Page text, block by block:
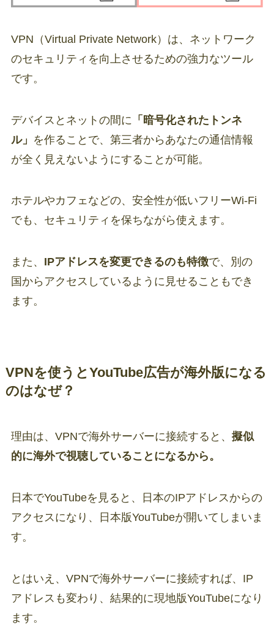
VPN（Virtual Private Network）は、ネットワーク
のセキュリティを向上させるための強力なツール
です。
デバイスとネットの間に 「暗号化されたトンネ
ル」 を作ることで、第三者からあなたの通信情報
が全く見えないようにすることが可能。
ホテルやカフェなどの、安全性が低いフリーWi-Fi
でも、セキュリティを保ちながら使えます。
また、 IPアドレスを変更できるのも特徴で、別の
国からアクセスしているように見せることもでき
ます。
VPNを使うとYouTube広告が海外版になる
のはなぜ？
理由は、VPNで海外サーバーに接続すると、 擬似
的に海外で視聴していることになるから。
日本でYouTubeを見ると、日本のIPアドレスからの
アクセスになり、日本版YouTubeが開いてしまいま
す。
とはいえ、VPNで海外サーバーに接続すれば、IP
アドレスも変わり、結果的に現地版YouTubeになり
ます。